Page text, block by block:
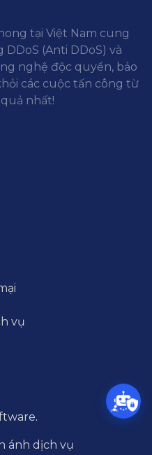
tại Việt Nam cung
(Anti DDoS) và
nghệ độc quyền, bảo
các cuộc tấn công từ
nhất!
vụ
.
ánh dịch vụ